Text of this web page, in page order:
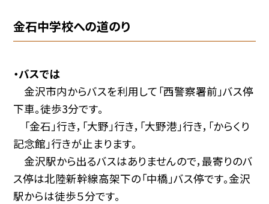
金石中学校への道のり
・バスでは
金沢市内からバスを利用して「西警察署前」バス停
下車。徒歩3分です。
「金石」行き，「大野」行き，「大野港」行き，「からくり
記念館」行きが止まります。
金沢駅から出るバスはありませんので，最寄りのバ
ス停は北陸新幹線高架下の「中橋」バス停です。金沢
駅からは徒歩５分です。